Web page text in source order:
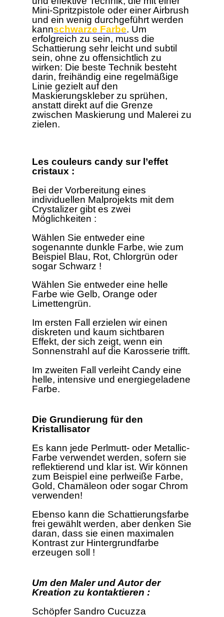
Mini-Spritzpistole oder einer Airbrush
und ein wenig durchgeführt werden
kannschwarze Farbe. Um
erfolgreich zu sein, muss die
Schattierung sehr leicht und subtil
sein, ohne zu offensichtlich zu
wirken: Die beste Technik besteht
darin, freihändig eine regelmäßige
Linie gezielt auf den
Maskierungskleber zu sprühen,
anstatt direkt auf die Grenze
zwischen Maskierung und Malerei zu
zielen.
Les couleurs candy sur l’effet
cristaux :
Bei der Vorbereitung eines
individuellen Malprojekts mit dem
Crystalizer gibt es zwei
Möglichkeiten :
Wählen Sie entweder eine
sogenannte dunkle Farbe, wie zum
Beispiel Blau, Rot, Chlorgrün oder
sogar Schwarz !
Wählen Sie entweder eine helle
Farbe wie Gelb, Orange oder
Limettengrün.
Im ersten Fall erzielen wir einen
diskreten und kaum sichtbaren
Effekt, der sich zeigt, wenn ein
Sonnenstrahl auf die Karosserie trifft.
Im zweiten Fall verleiht Candy eine
helle, intensive und energiegeladene
Farbe.
Die Grundierung für den
Kristallisator
Es kann jede Perlmutt- oder Metallic-
Farbe verwendet werden, sofern sie
reflektierend und klar ist. Wir können
zum Beispiel eine perlweiße Farbe,
Gold, Chamäleon oder sogar Chrom
verwenden!
Ebenso kann die Schattierungsfarbe
frei gewählt werden, aber denken Sie
daran, dass sie einen maximalen
Kontrast zur Hintergrundfarbe
erzeugen soll !
Um den Maler und Autor der
Kreation zu kontaktieren :
Schöpfer Sandro Cucuzza